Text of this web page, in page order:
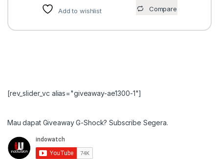
Add to wishlist Compare
[rev_slider_vc alias="giveaway-ae1300-1"]
Mau dapat Giveaway G-Shock? Subscribe Segera.